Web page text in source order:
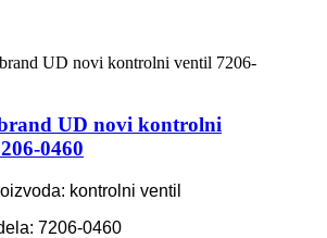
UD novi kontrolni
0460
kontrolni ventil
7206-0460